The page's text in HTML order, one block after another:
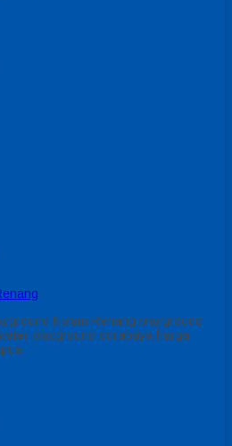
Kolam Renang playground
playground surabaya harga